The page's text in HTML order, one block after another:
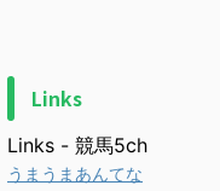
Links
Links - 競馬5ch
うまうまあんてな